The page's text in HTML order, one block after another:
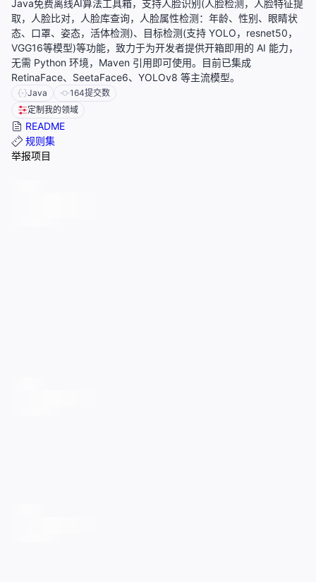
Java免费离线AI算法工具箱，支持人脸识别(人脸检测，人脸特征提
取，人脸比对，人脸库查询，人脸属性检测：年龄、性别、眼睛状
态、口罩、姿态，活体检测)、目标检测(支持 YOLO，resnet50，
VGG16等模型)等功能，致力于为开发者提供开箱即用的 AI 能力，
无需 Python 环境，Maven 引用即可使用。目前已集成
RetinaFace、SeetaFace6、YOLOv8 等主流模型。
Java 164提交数
定制我的领域
README
规则集
举报项目